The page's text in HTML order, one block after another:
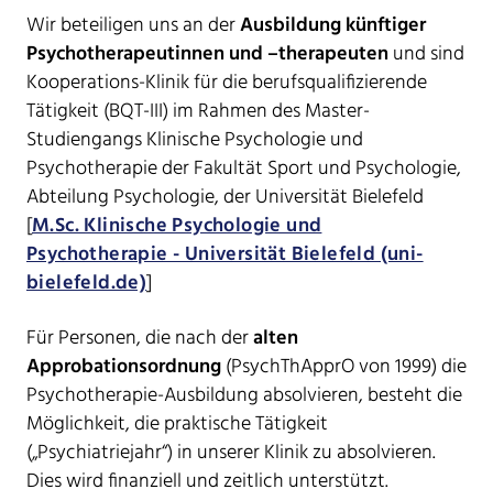
Wir beteiligen uns an derAusbildung künftiger
Psychotherapeutinnen und –therapeutenund sind
Kooperations-Klinik für die berufsqualifizierende
Tätigkeit (BQT-III) im Rahmen des Master-
Studiengangs Klinische Psychologie und
Psychotherapie der Fakultät Sport und Psychologie,
Abteilung Psychologie, der Universität Bielefeld
[M.Sc. Klinische Psychologie und
Psychotherapie - Universität Bielefeld (uni-
bielefeld.de)]
Für Personen, die nach deralten
Approbationsordnung(PsychThApprO von 1999) die
Psychotherapie-Ausbildung absolvieren, besteht die
Möglichkeit, die praktische Tätigkeit
(„Psychiatriejahr“) in unserer Klinik zu absolvieren.
Dies wird finanziell und zeitlich unterstützt.